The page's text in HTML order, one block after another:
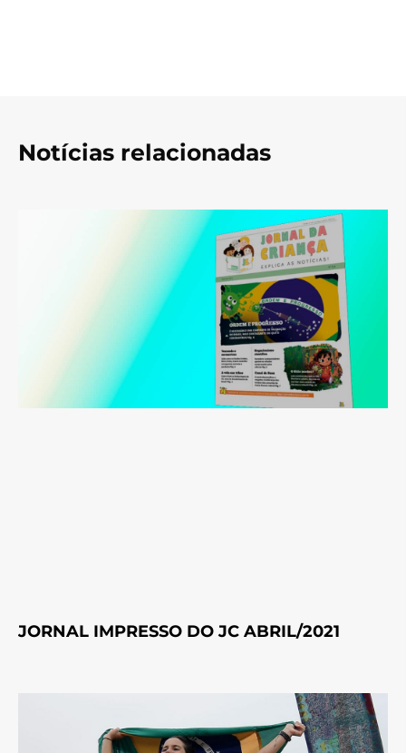
Notícias relacionadas
JORNAL IMPRESSO DO JC ABRIL/2021